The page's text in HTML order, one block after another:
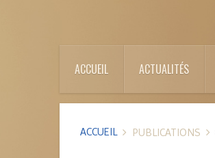
ACCUEIL ACTUALITÉS
ACCUEIL PUBLICATIONS